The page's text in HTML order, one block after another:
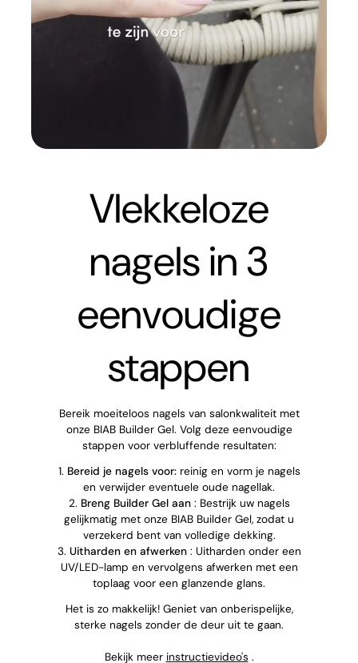
Vlekkeloze
nagels in 3
eenvoudige
stappen
Bereik moeiteloos nagels van salonkwaliteit met
onze BIAB Builder Gel. Volg deze eenvoudige
stappen voor verbluffende resultaten:
1. Bereid je nagels voor:reinig en vorm je nagels
en verwijder eventuele oude nagellak.
2. Breng Builder Gel aan: Bestrijk uw nagels
gelijkmatig met onze BIAB Builder Gel, zodat u
verzekerd bent van volledige dekking.
3. Uitharden en afwerken: Uitharden onder een
UV/LED-lamp en vervolgens afwerken met een
toplaag voor een glanzende glans.
Het is zo makkelijk! Geniet van onberispelijke,
sterke nagels zonder de deur uit te gaan.
Bekijk meer instructievideo's .